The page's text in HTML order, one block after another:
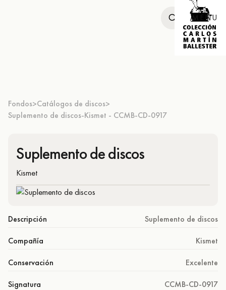
MENU
Fondos>Catálogos de discos>
Suplemento de discos-Kismet - CCMB-CD-0917
Suplemento de discos
Kismet
Descripción Suplemento de discos
Compañía Kismet
Conservación Excelente
Signatura CCMB-CD-0917